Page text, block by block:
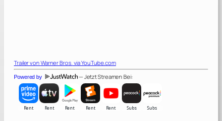
Trailer von Warner Bros. via YouTube.com
Powered by — Jetzt Streamen Bei: